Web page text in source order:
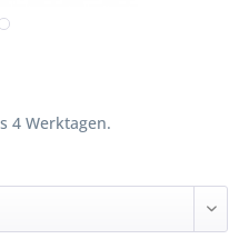
4 Werktagen.